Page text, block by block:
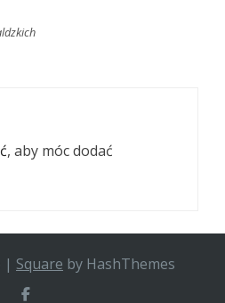
, aby móc dodać
| Square by HashThemes